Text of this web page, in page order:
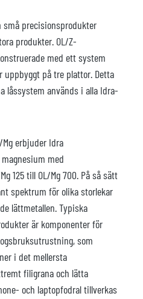
små precisionsprodukter
produkter. OL/Z-
med ett system
uppbyggt på tre plattor. Detta
låssystem används i alla Idra-
erbjuder Idra
med
125 till OL/Mg 700. På så sätt
spektrum för olika storlekar
lättmetallen. Typiska
är komponenter för
som
i det mellersta
filigrana och lätta
och laptopfodral tillverkas